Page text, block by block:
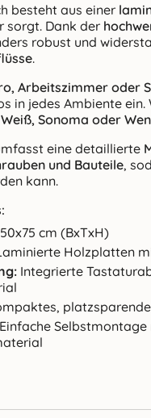
besteht aus einer
sorgt. Dank der
robust und
.
Arbeitszimmer oder
in jedes Ambiente ein.
Weiß, Sonoma oder
eine detaillierte
und Bauteile,
kann.
cm (BxTxH)
Holzplatten
Integrierte
Einfache